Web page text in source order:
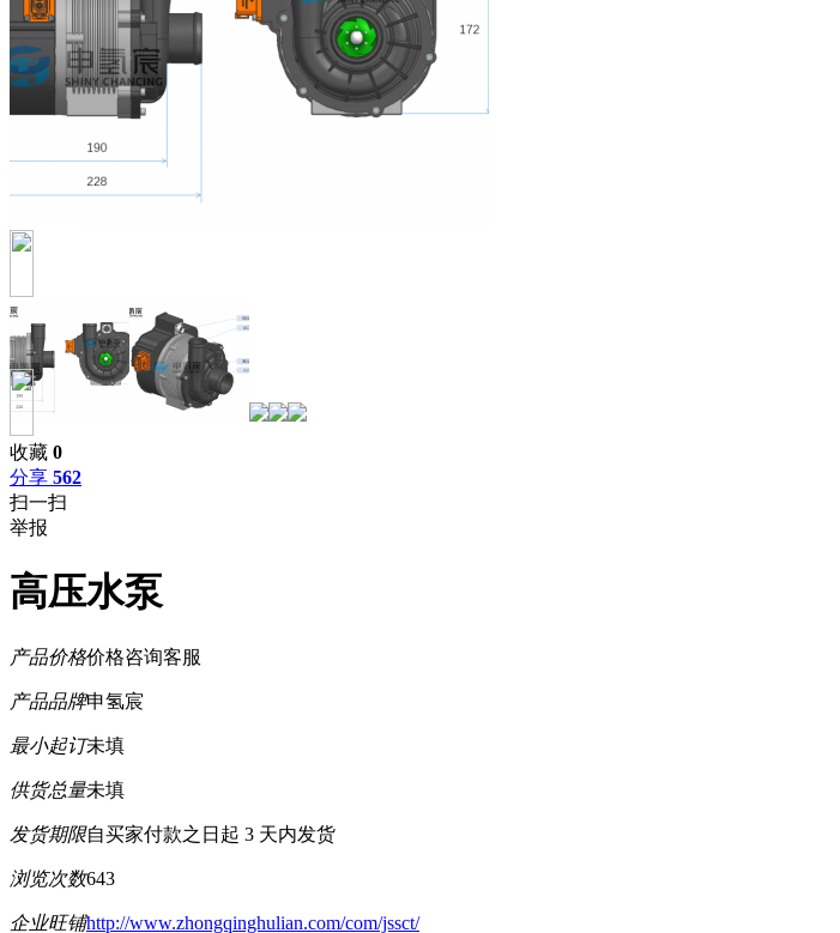
收藏 0
分享 562
扫一扫
举报
高压水泵
产品价格价格咨询客服
产品品牌申氢宸
最小起订未填
供货总量未填
发货期限自买家付款之日起 3 天内发货
浏览次数643
企业旺铺http://www.zhongqinghulian.com/com/jssct/